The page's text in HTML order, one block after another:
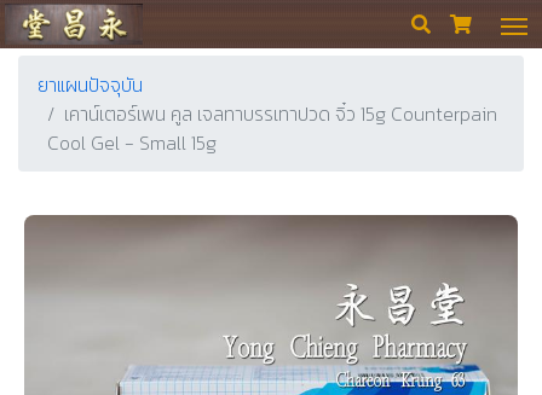
ร้านขายยา ย่งเชียงตึ๊ง  
ยาแผนปัจจุบัน
เคาน์เตอร์เพน คูล เจลทาบรรเทาปวด จิ๋ว 15g Counterpain
Cool Gel - Small 15g